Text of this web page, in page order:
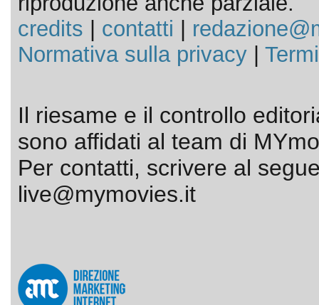
credits
contatti
Normativa sulla privacy|
Il riesame e il controllo
sono affidati al team di
Per contatti, scrivere al
live@mymovies.it